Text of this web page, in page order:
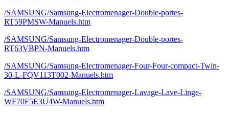
/SAMSUNG/Samsung-Electromenager-Double-portes-
RT59PMSW-Manuels.htm
/SAMSUNG/Samsung-Electromenager-Double-portes-
RT63VBPN-Manuels.htm
/SAMSUNG/Samsung-Electromenager-Four-Four-compact-Twin-
30-L-FQV113T002-Manuels.htm
/SAMSUNG/Samsung-Electromenager-Lavage-Lave-Linge-
WF70F5E3U4W-Manuels.htm